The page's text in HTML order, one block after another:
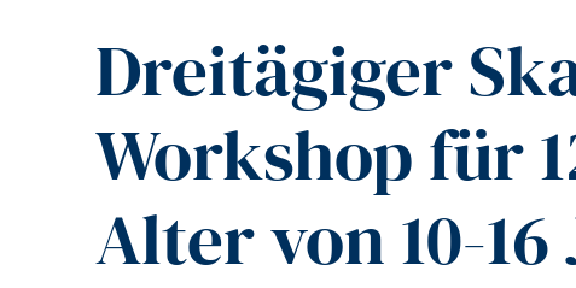
Dreitägiger
Workshop für
Alter von 10-